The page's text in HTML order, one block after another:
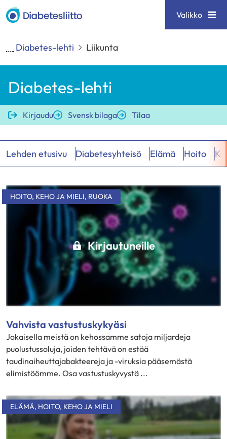
Siirry
sisältöön
Diabetesliitto Valikko
Diabetes-lehti Liikunta
Diabetes-lehti
Kirjaudu Svensk bilaga Tilaa
Lehden etusivu Diabetesyhteisö Elämä Hoito
Hakutulokset
Kirjautuneille
HOITO, KEHO JA MIELI, RUOKA
Vahvista vastustuskykyäsi
Jokaisella meistä on kehossamme satoja miljardeja
puolustussoluja, joiden tehtävä on estää
taudinaiheuttajabakteereja ja -viruksia pääsemästä
elimistöömme. Osa vastustuskyvystä ...
ELÄMÄ, HOITO, KEHO JA MIELI